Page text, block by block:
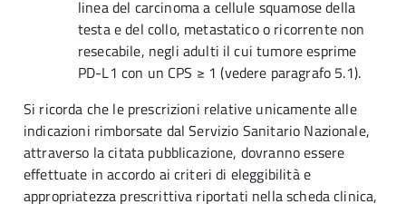
linea del carcinoma a cellule squamose della
testa e del collo, metastatico o ricorrente non
resecabile, negli adulti il cui tumore esprime
PD-L1 con un CPS ≥ 1 (vedere paragrafo 5.1).
Si ricorda che le prescrizioni relative unicamente alle
indicazioni rimborsate dal Servizio Sanitario Nazionale,
attraverso la citata pubblicazione, dovranno essere
effettuate in accordo ai criteri di eleggibilità e
appropriatezza prescrittiva riportati nella scheda clinica,